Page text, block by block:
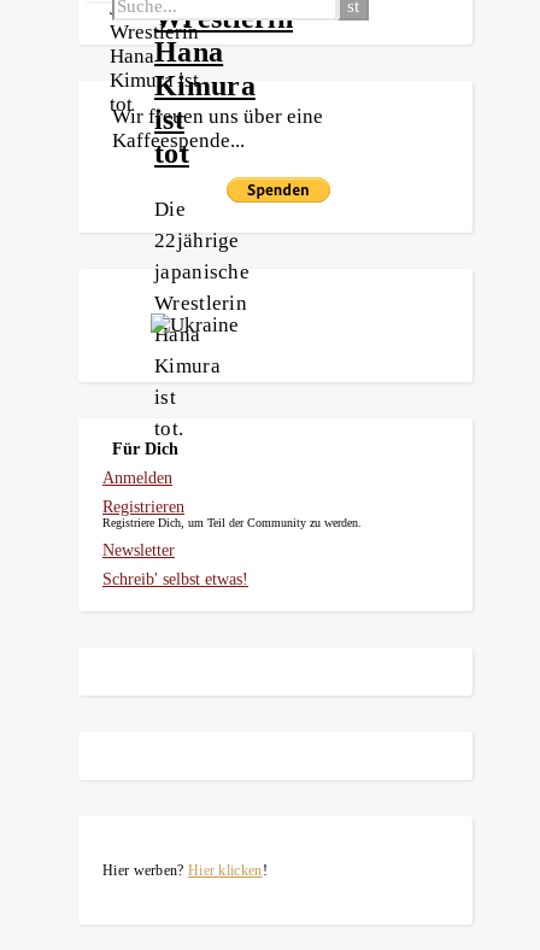
Wrestlerin
Hana
Kimura
ist
tot
Die
22jährige
japanische
Wrestlerin
Hana
Kimura
ist
tot.
Wir freuen uns über eine
Kaffeespende...
Für Dich
Anmelden
Registrieren
Registriere Dich, um Teil der Community zu werden.
Newsletter
Schreib' selbst etwas!
Hier werben? Hier klicken!